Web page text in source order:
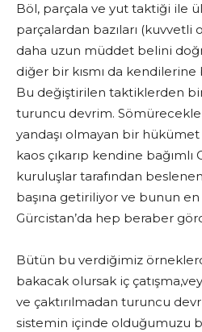
Böl, parçala ve yut taktiği ile
parçalardan bazıları (kuvvetli
daha uzun müddet belini
diğer bir kısmı da kendilerine
Bu değiştirilen taktiklerden
turuncu devrim.
yandaşı olmayan bir hükümet
kaos çıkarıp kendine bağımlı
kuruluşlar tarafından
başına getiriliyor ve bunun
Gürcistan’da hep beraber
Bütün bu verdiğimiz
bakacak olursak iç
ve çaktırılmadan turuncu
sistemin içinde olduğumuzu